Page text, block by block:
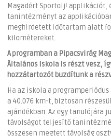
Magadért Sportolj! applikációt,
tanintézményt az
meghirdetett időtartam alatt
kilométereket.
A programban a Pipacsvirág
Általános iskola is részt vesz,
hozzátartozót buzdítunk a
Ha az iskola a
a 40.076 km-t, biztosan
ajándékban. Az egy tanulójára
távolságot teljesítő
összesen megtett távolság